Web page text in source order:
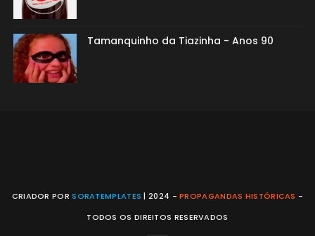
Tamanquinho da Tiazinha - Anos 90
CRIADOR PORSORATEMPLATES | 2024 -PROPAGANDAS HISTÓRICAS -
TODOS OS DIREITOS RESERVADOS